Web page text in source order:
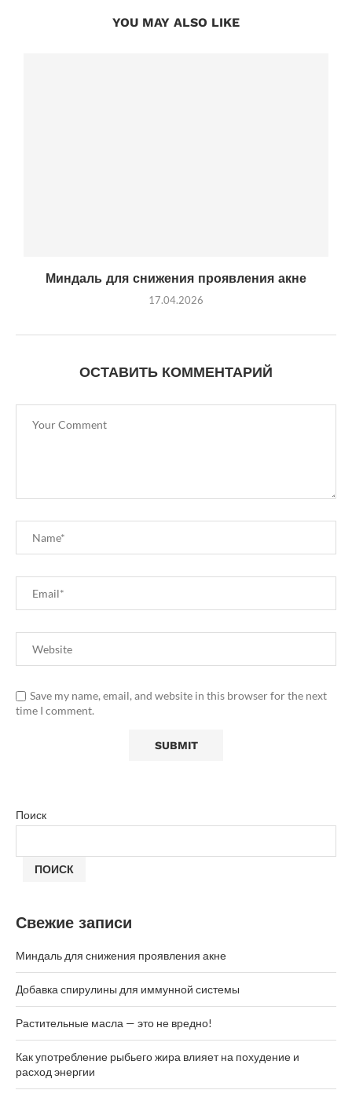
YOU MAY ALSO LIKE
Миндаль для снижения проявления акне
17.04.2026
ОСТАВИТЬ КОММЕНТАРИЙ
Save my name, email, and website in this browser for the next
time I comment.
Поиск
ПОИСК
Свежие записи
Миндаль для снижения проявления акне
Добавка спирулины для иммунной системы
Растительные масла — это не вредно!
Как употребление рыбьего жира влияет на похудение и
расход энергии